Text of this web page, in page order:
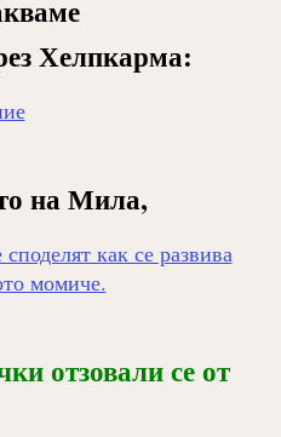
Хелпкарма:
на Мила,
как се развива
момиче.
отзовали се от